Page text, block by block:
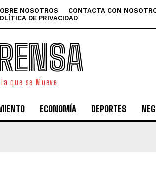
NOSOTROS CONTACTA CON
DE PRIVACIDAD
que se Mueve.
ECONOMÍA DEPORTES